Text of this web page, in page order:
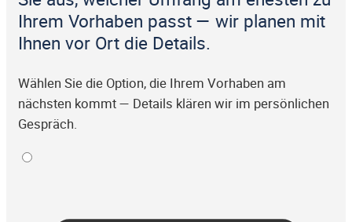
Ihrem Vorhaben passt — wir planen mit
Ihnen vor Ort die Details.
Wählen Sie die Option, die Ihrem Vorhaben am
nächsten kommt — Details klären wir im persönlichen
Gespräch.